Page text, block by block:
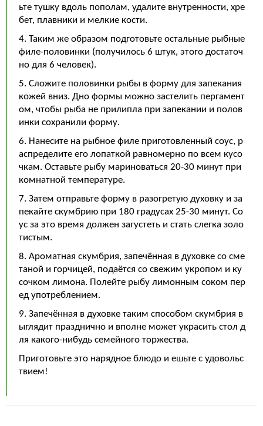
ьте тушку вдоль пополам, удалите внутренности, хре
бет, плавники и мелкие кости.
4. Таким же образом подготовьте остальные рыбные
филе-половинки (получилось 6 штук, этого достаточ
но для 6 человек).
5. Сложите половинки рыбы в форму для запекания
кожей вниз. Дно формы можно застелить пергамент
ом, чтобы рыба не прилипла при запекании и полов
инки сохранили форму.
6. Нанесите на рыбное филе приготовленный соус, р
аспределите его лопаткой равномерно по всем кусо
чкам. Оставьте рыбу мариноваться 20-30 минут при
комнатной температуре.
7. Затем отправьте форму в разогретую духовку и за
пекайте скумбрию при 180 градусах 25-30 минут. Со
ус за это время должен загустеть и стать слегка золо
тистым.
8. Ароматная скумбрия, запечённая в духовке со сме
таной и горчицей, подаётся со свежим укропом и ку
сочком лимона. Полейте рыбу лимонным соком пер
ед употреблением.
9. Запечённая в духовке таким способом скумбрия в
ыглядит празднично и вполне может украсить стол д
ля какого-нибудь семейного торжества.
Приготовьте это нарядное блюдо и ешьте с удовольс
твием!